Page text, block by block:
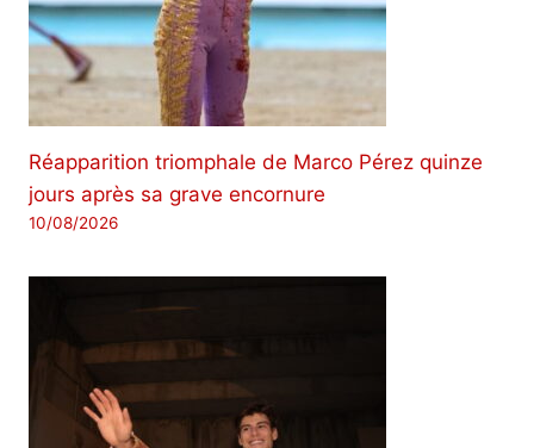
Réapparition triomphale de Marco Pérez quinze
jours après sa grave encornure
10/08/2026